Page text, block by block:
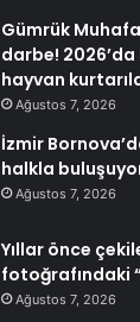
Gümrük
darbe! 2026’da
hayvan
Ağustos 7, 2026
İzmir
halkla
Ağustos 7, 2026
Yıllar önce
fotoğrafındaki
Ağustos 7, 2026